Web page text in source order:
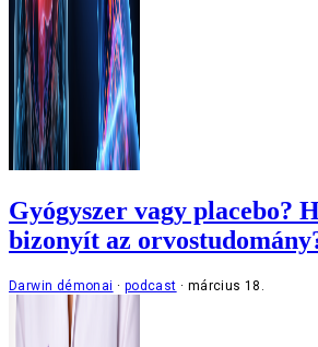
Gyógyszer vagy placebo?
bizonyít az
Darwin démonai podcast március 18.